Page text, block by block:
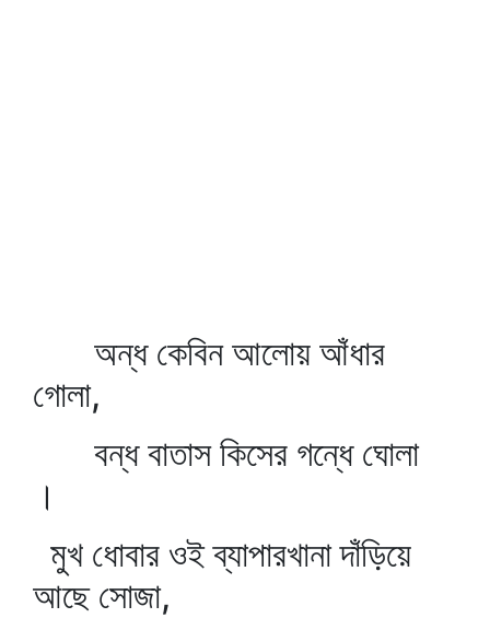
অন্ধ কেবিন আলোয় আঁধার
গোলা,
বন্ধ বাতাস কিসের গন্ধে ঘোলা
।
মুখ ধোবার ওই ব্যাপারখানা দাঁড়িয়ে
আছে সোজা,